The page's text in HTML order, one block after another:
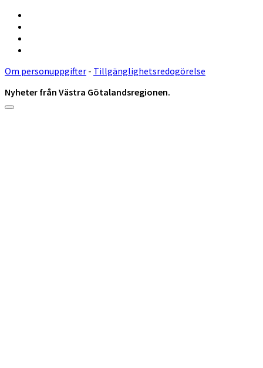
Om personuppgifter - Tillgänglighetsredogörelse
Nyheter från Västra Götalandsregionen.
Rulla